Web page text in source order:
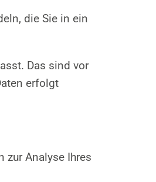
die Sie in ein
Das sind vor
erfolgt
zur Analyse Ihres